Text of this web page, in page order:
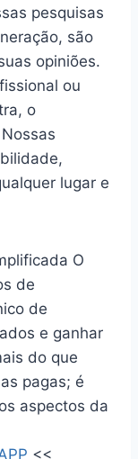
pesquisas
são
opiniões.
ou
o
lugar e
O
de
de
e ganhar
do que
pagas; é
aspectos da
<<